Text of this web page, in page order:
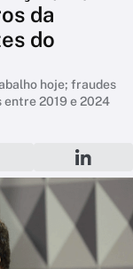
da
do
hoje; fraudes
entre 2019 e 2024